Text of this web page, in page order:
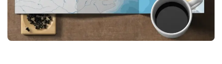
Comment choisir un déménageur fiable à Grenoble
Déménager seul ou avec un professionnel à Grenoble :
quelle option privilégier ?
Organiser son déménagement à Grenoble étape par